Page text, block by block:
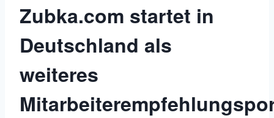
Zubka.com startet in
Deutschland als
weiteres